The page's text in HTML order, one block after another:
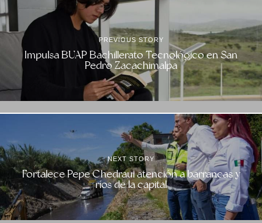
PREVIOUS STORY
Impulsa BUAP Bachillerato Tecnológico en San
Pedro Zacachimalpa
NEXT STORY
Fortalece Pepe Chedraui atención a barrancas y
ríos de la capital